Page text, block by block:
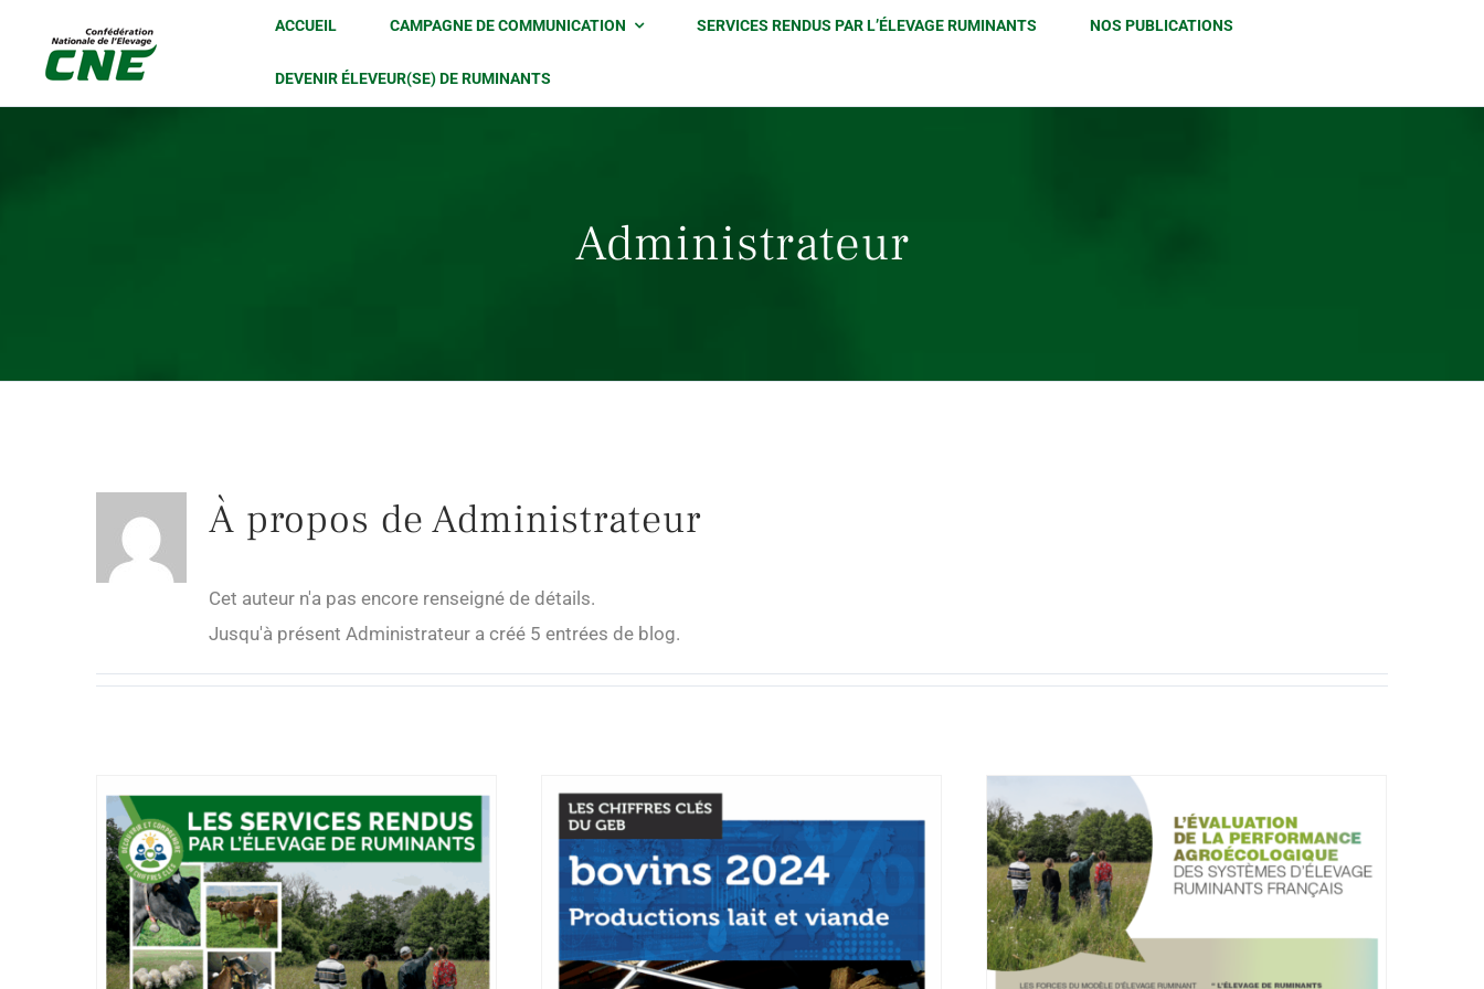
contenu
ACCUEIL CAMPAGNE DE COMMUNICATION SERVICES RENDUS PAR L’ÉLEVAGE RUMINANTS NOS PUBLICATIONS
DEVENIR ÉLEVEUR(SE) DE RUMINANTS
Administrateur
À propos deAdministrateur
Cet auteur n'a pas encore renseigné de détails.
Jusqu'à présent Administrateur a créé 5 entrées de blog.